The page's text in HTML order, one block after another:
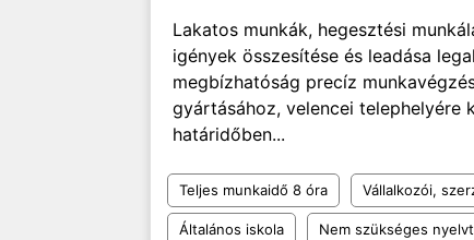
Lakatos munkák, hegesztési
igények összesítése és leadása
megbízhatóság precíz
gyártásához, velencei telephelyére
határidőben...
Teljes munkaidő 8 óra Vállalkozói,
Általános iskola Nem szükséges